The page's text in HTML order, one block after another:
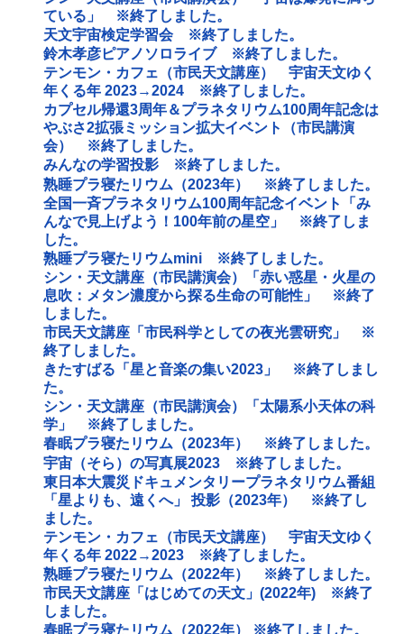
ている」 ※終了しました。
天文宇宙検定学習会 ※終了しました。
鈴木孝彦ピアノソロライブ ※終了しました。
テンモン・カフェ（市民天文講座） 宇宙天文ゆく
年くる年 2023→2024 ※終了しました。
カプセル帰還3周年＆プラネタリウム100周年記念は
やぶさ2拡張ミッション拡大イベント（市民講演
会） ※終了しました。
みんなの学習投影 ※終了しました。
熟睡プラ寝たリウム（2023年） ※終了しました。
全国一斉プラネタリウム100周年記念イベント「み
んなで見上げよう！100年前の星空」 ※終了しま
した。
熟睡プラ寝たリウムmini ※終了しました。
シン・天文講座（市民講演会）「赤い惑星・火星の
息吹：メタン濃度から探る生命の可能性」 ※終了
しました。
市民天文講座「市民科学としての夜光雲研究」 ※
終了しました。
きたすばる「星と音楽の集い2023」 ※終了しまし
た。
シン・天文講座（市民講演会）「太陽系小天体の科
学」 ※終了しました。
春眠プラ寝たリウム（2023年） ※終了しました。
宇宙（そら）の写真展2023 ※終了しました。
東日本大震災ドキュメンタリープラネタリウム番組
「星よりも、遠くへ」 投影（2023年） ※終了し
ました。
テンモン・カフェ（市民天文講座） 宇宙天文ゆく
年くる年 2022→2023 ※終了しました。
熟睡プラ寝たリウム（2022年） ※終了しました。
市民天文講座「はじめての天文」(2022年) ※終了
しました。
春眠プラ寝たリウム（2022年） ※終了しました。